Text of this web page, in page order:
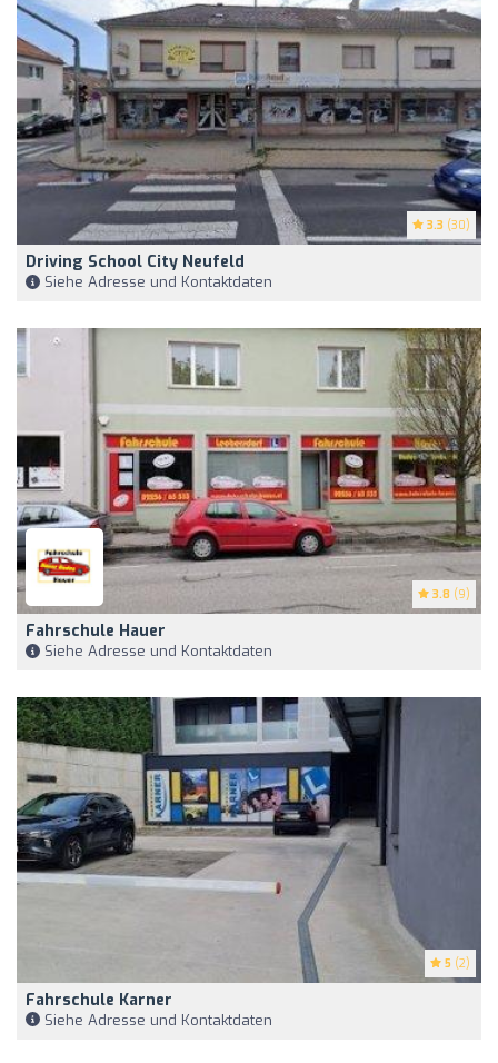
3.3 (30)
Driving School City Neufeld
Siehe Adresse und Kontaktdaten
3.8 (9)
Fahrschule Hauer
Siehe Adresse und Kontaktdaten
5 (2)
Fahrschule Karner
Siehe Adresse und Kontaktdaten